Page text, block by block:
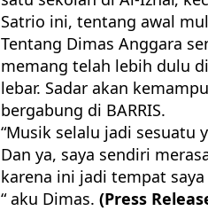
Satrio ini, tentang awal
Tentang Dimas Anggara
memang telah lebih dulu
lebar. Sadar akan
bergabung di BARRIS.
“Musik selalu jadi sesuatu
Dan ya, saya sendiri
karena ini jadi tempat
“ aku Dimas. (Press